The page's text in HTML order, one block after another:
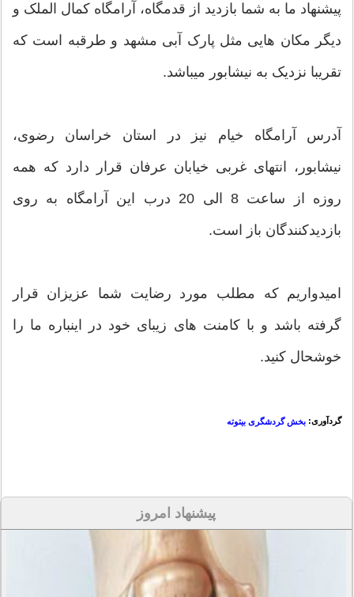
پیشنهاد ما به شما بازدید از قدمگاه، آرامگاه کمال الملک و
دیگر مکان هایی مثل پارک آبی مشهد و طرقبه است که
تقریبا نزدیک به نیشابور میباشد.
آدرس آرامگاه خیام نیز در استان خراسان رضوی،
نیشابور، انتهای غربی خیابان عرفان قرار دارد که همه
روزه از ساعت 8 الی 20 درب این آرامگاه به روی
بازدیدکنندگان باز است.
امیدواریم که مطلب مورد رضایت شما عزیزان قرار
گرفته باشد و با کامنت های زیبای خود در اینباره ما را
خوشحال کنید.
گردآوری: بخش گردشگری بیتوته
پیشنهاد امروز